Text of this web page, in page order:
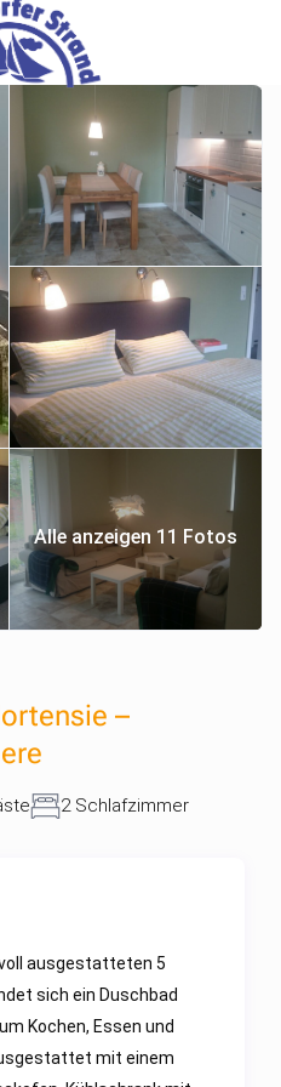
Alle anzeigen 11 Fotos
–
2 Schlafzimmer
ausgestatteten 5
sich ein Duschbad
Kochen, Essen und
mit einem